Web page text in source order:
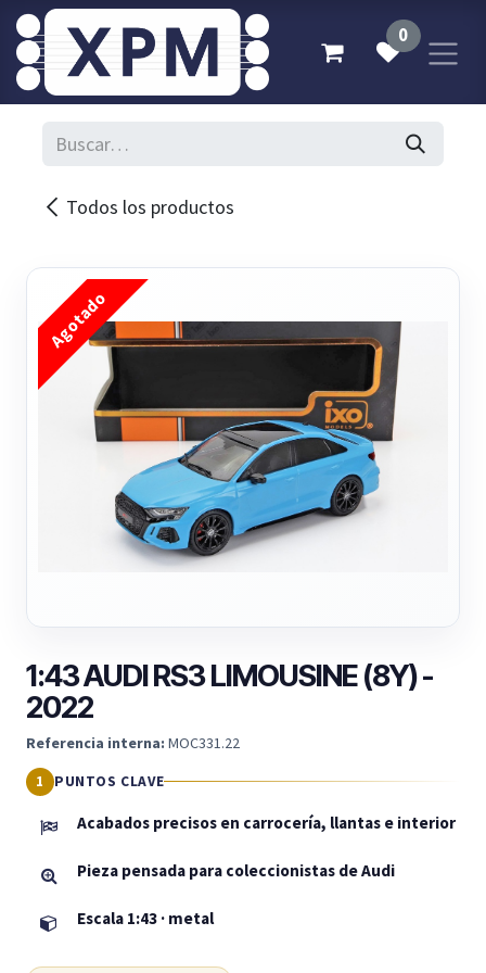
Ir al contenido
0
Todos los productos
Agotado
1:43 AUDI RS3 LIMOUSINE (8Y) -
2022
Referencia interna: MOC331.22
PUNTOS CLAVE
Acabados precisos en carrocería, llantas e interior
Pieza pensada para coleccionistas de Audi
Escala 1:43 · metal